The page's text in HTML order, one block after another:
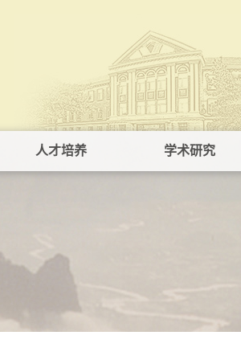
人才培养 学术研究